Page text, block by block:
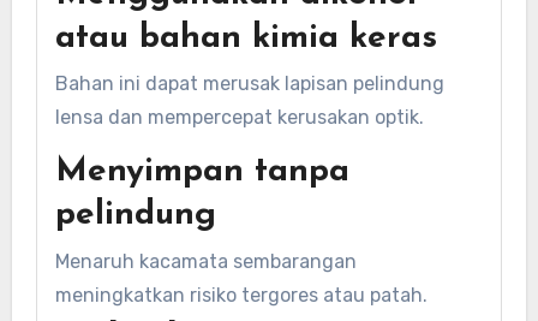
atau bahan kimia keras
Bahan ini dapat merusak lapisan pelindung
lensa dan mempercepat kerusakan optik.
Menyimpan tanpa
pelindung
Menaruh kacamata sembarangan
meningkatkan risiko tergores atau patah.